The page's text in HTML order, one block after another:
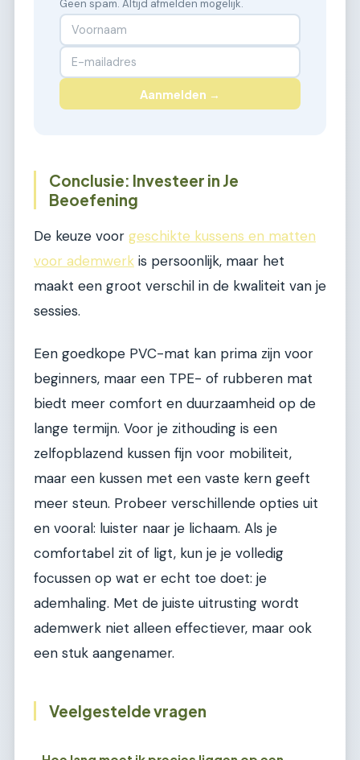
Geen spam. Altijd afmelden mogelijk.
Aanmelden →
Conclusie: Investeer in Je
Beoefening
De keuze voor geschikte kussens en matten
voor ademwerk is persoonlijk, maar het
maakt een groot verschil in de kwaliteit van je
sessies.
Een goedkope PVC-mat kan prima zijn voor
beginners, maar een TPE- of rubberen mat
biedt meer comfort en duurzaamheid op de
lange termijn. Voor je zithouding is een
zelfopblazend kussen fijn voor mobiliteit,
maar een kussen met een vaste kern geeft
meer steun. Probeer verschillende opties uit
en vooral: luister naar je lichaam. Als je
comfortabel zit of ligt, kun je je volledig
focussen op wat er echt toe doet: je
ademhaling. Met de juiste uitrusting wordt
ademwerk niet alleen effectiever, maar ook
een stuk aangenamer.
Veelgestelde vragen